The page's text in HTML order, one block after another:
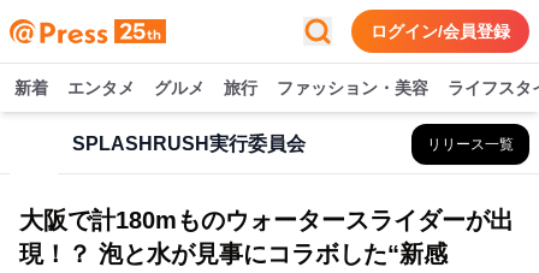
ログイン/会員登録
新着 エンタメ グルメ 旅行 ファッション・美容 ライフスタ
SPLASHRUSH実行委員会 リリース一覧
大阪で計180mものウォータースライダーが出
現！？ 泡と水が見事にコラボした“新感